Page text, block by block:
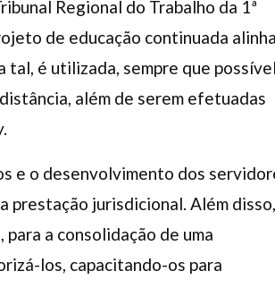
Regional do Trabalho da 1ª
de educação continuada
é utilizada, sempre que
além de serem efetuadas
e o desenvolvimento dos
prestação jurisdicional. Além
a consolidação de uma
los, capacitando-os para